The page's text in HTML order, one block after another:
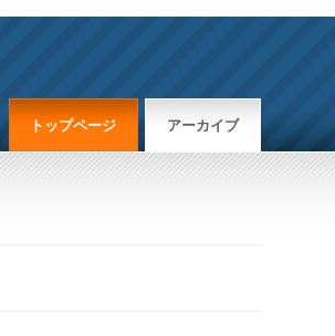
トップページ アーカイブ